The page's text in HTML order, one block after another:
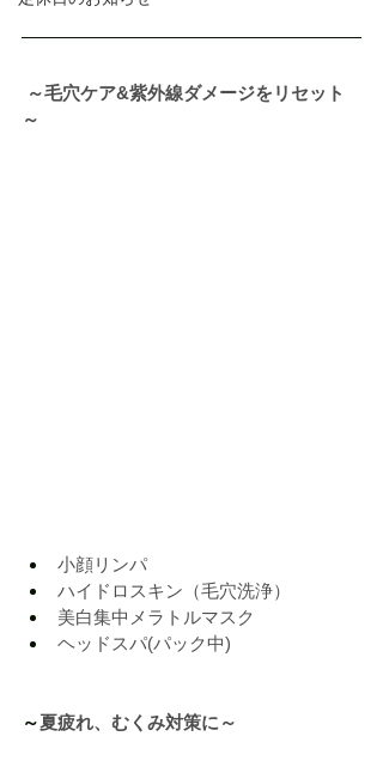
～毛穴ケア&紫外線ダメージをリセット
～
小顔リンパ
ハイドロスキン（毛穴洗浄）
美白集中メラトルマスク
ヘッドスパ(パック中)
～夏疲れ、むくみ対策に～